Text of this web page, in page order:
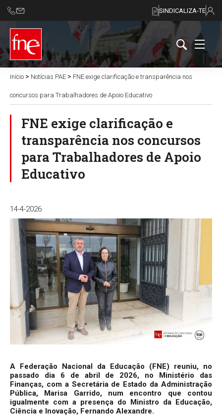
SINDICALIZA-TE
Início > Notícias PAE > FNE exige clarificação e transparência nos
concursos para Trabalhadores de Apoio Educativo
FNE exige clarificação e
transparência nos concursos
para Trabalhadores de Apoio
Educativo
14-4-2026
A Federação Nacional da Educação (FNE) reuniu, no
passado dia 6 de abril de 2026, no Ministério das
Finanças, com a Secretária de Estado da Administração
Pública, Marisa Garrido, num encontro que contou
igualmente com a presença do Ministro da Educação,
Ciência e Inovação, Fernando Alexandre.